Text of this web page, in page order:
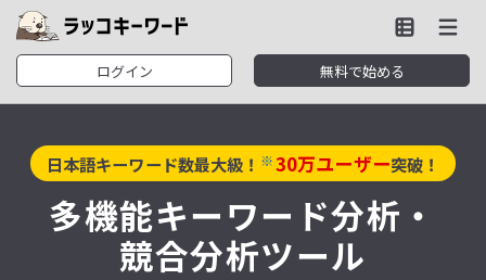
ログイン 無料で始める
日本語キーワード数最大級！ ※30万ユーザー突破！
多機能キーワード分析・
競合分析ツール